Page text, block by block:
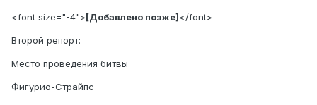
<font size="-4">[Добавлено позже]</font>
Второй репорт:
Место проведения битвы
Фигурио-Страйпс